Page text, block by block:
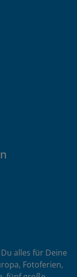
alles für Deine
Fotoferien,